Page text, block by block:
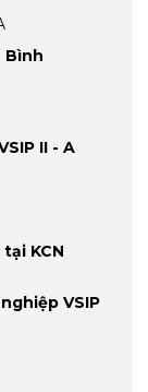
Bình
II - A
KCN
VSIP